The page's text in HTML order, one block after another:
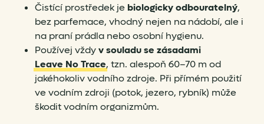
Čistící prostředek je biologicky odbouratelný,
bez parfemace, vhodný nejen na nádobí, ale i
na praní prádla nebo osobní hygienu.
Používej vždyv souladu se zásadami
Leave No Trace, tzn. alespoň 60–70 m od
jakéhokoliv vodního zdroje. Při přímém použití
ve vodním zdroji (potok, jezero, rybník) může
škodit vodním organizmům.